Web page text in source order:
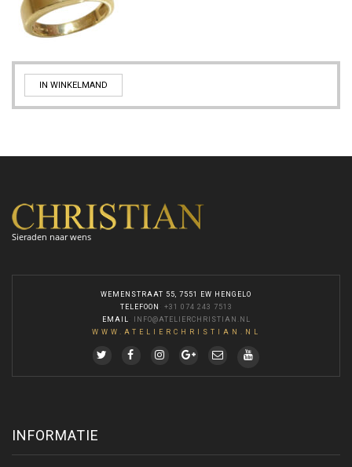
IN WINKELMAND
Sieraden naar wens
WEMENSTRAAT 55, 7551 EW HENGELO
TELEFOON
+31 074 243 7513
EMAIL
INFO@ATELIERCHRISTIAN.NL
WWW.ATELIERCHRISTIAN.NL
INFORMATIE